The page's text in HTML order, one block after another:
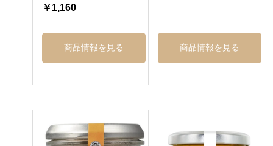
￥1,160
商品情報を見る 商品情報を見る